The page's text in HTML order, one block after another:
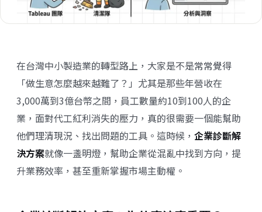
在台灣中小製造業的轉型路上，大家是不是常常覺得
「做生意怎麼越來越難了？」尤其是那些年營收在
3,000萬到3億台幣之間，員工數量約10到100人的企
業，面對代工紅利消失的壓力，真的很需要一個能幫助
他們理清現況、找出問題的工具。這時候， 企業診斷解
決方案就像一盞明燈，幫助企業從混亂中找到方向，提
升業務效率，甚至重新掌握市場主動權。